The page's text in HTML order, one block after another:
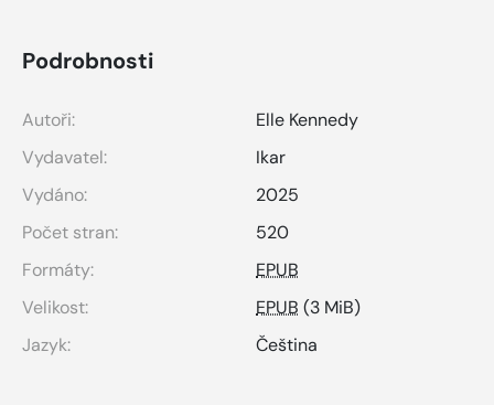
Podrobnosti
Autoři:
Elle Kennedy
Vydavatel:
Ikar
Vydáno:
2025
Počet stran:
520
Formáty:
EPUB
Velikost:
EPUB (3 MiB)
Jazyk:
Čeština